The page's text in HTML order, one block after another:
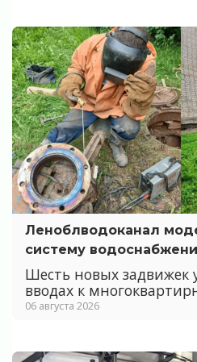
Леноблводоканал
систему
Шесть новых задвижек
вводах к
06 августа 2026